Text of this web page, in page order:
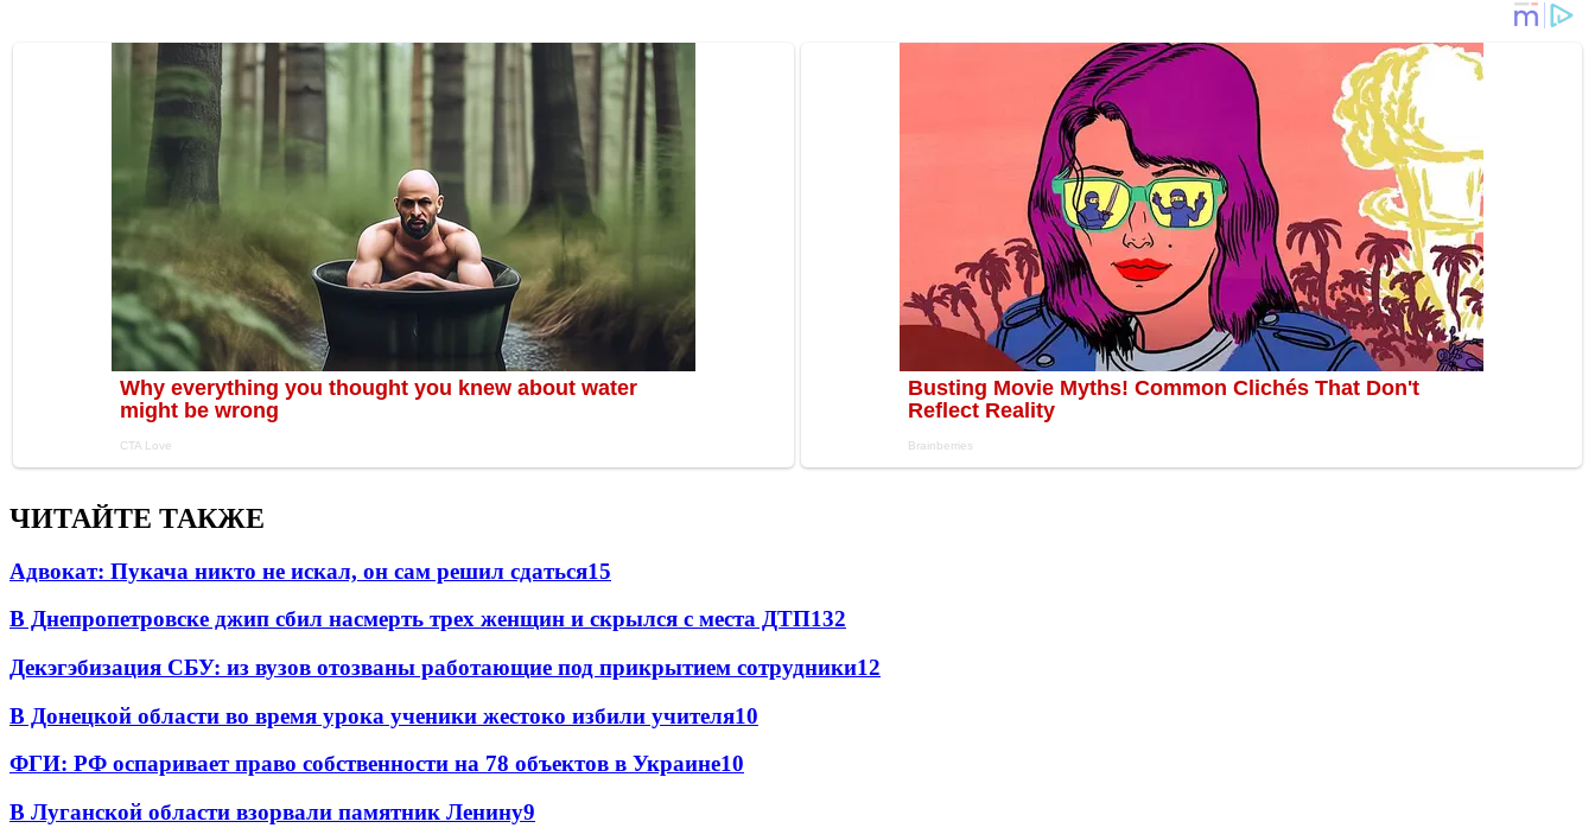
ЧИТАЙТЕ ТАКЖЕ
Адвокат: Пукача никто не искал, он сам решил сдаться15
В Днепропетровске джип сбил насмерть трех женщин и скрылся с места ДТП132
Декэгэбизация СБУ: из вузов отозваны работающие под прикрытием сотрудники12
В Донецкой области во время урока ученики жестоко избили учителя10
ФГИ: РФ оспаривает право собственности на 78 объектов в Украине10
В Луганской области взорвали памятник Ленину9